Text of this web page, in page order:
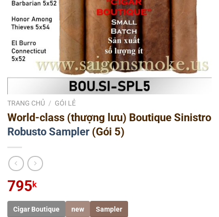
TRANG CHỦ / GÓI LẺ
World-class (thượng lưu) Boutique Sinistro
RobustoSampler (Gói 5)
795 k
Cigar Boutique new Sampler